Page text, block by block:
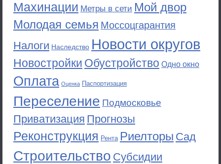
Махинации Метры в сети Мой двор
Молодая семья Моссоцгарантия
Налоги Наследство Новости округов
Новостройки Обустройство Одно окно
Оплата Оценка Паспортизация
Переселение Подмосковье
Приватизация Прогнозы
Реконструкция Рента Риелторы Сад
Строительство Субсидии